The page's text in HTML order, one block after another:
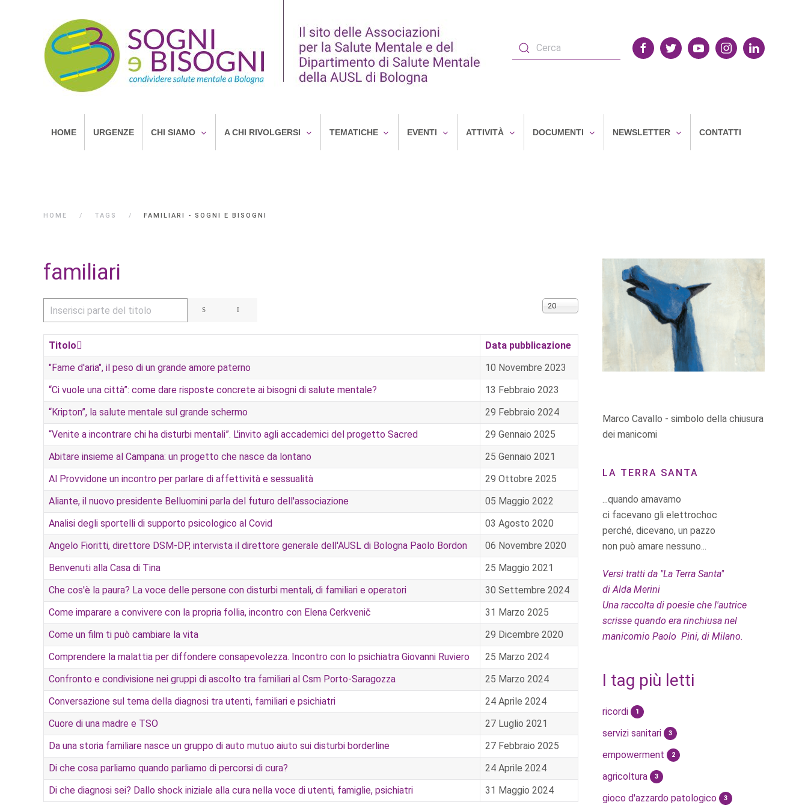
HOME URGENZE CHI SIAMO A CHI RIVOLGERSI TEMATICHE EVENTI ATTIVITÀ DOCUMENTI NEWSLETTER CONTATTI
HOME TAGS FAMILIARI - SOGNI E BISOGNI
familiari
Inserisci parte del titolo Visualizza n.
20
Titolo
Data pubblicazione
"Fame d'aria", il peso di un grande amore paterno
10 Novembre 2023
“Ci vuole una città”: come dare risposte concrete ai bisogni di salute mentale?
13 Febbraio 2023
“Kripton”, la salute mentale sul grande schermo
29 Febbraio 2024
“Venite a incontrare chi ha disturbi mentali”. L'invito agli accademici del progetto Sacred
29 Gennaio 2025
Abitare insieme al Campana: un progetto che nasce da lontano
25 Gennaio 2021
Al Provvidone un incontro per parlare di affettività e sessualità
29 Ottobre 2025
Aliante, il nuovo presidente Belluomini parla del futuro dell'associazione
05 Maggio 2022
Analisi degli sportelli di supporto psicologico al Covid
03 Agosto 2020
Angelo Fioritti, direttore DSM-DP, intervista il direttore generale dell'AUSL di Bologna Paolo Bordon
06 Novembre 2020
Benvenuti alla Casa di Tina
25 Maggio 2021
Che cos'è la paura? La voce delle persone con disturbi mentali, di familiari e operatori
30 Settembre 2024
Come imparare a convivere con la propria follia, incontro con Elena Cerkvenič
31 Marzo 2025
Come un film ti può cambiare la vita
29 Dicembre 2020
Comprendere la malattia per diffondere consapevolezza. Incontro con lo psichiatra Giovanni Ruviero
25 Marzo 2024
Confronto e condivisione nei gruppi di ascolto tra familiari al Csm Porto-Saragozza
25 Marzo 2024
Conversazione sul tema della diagnosi tra utenti, familiari e psichiatri
24 Aprile 2024
Cuore di una madre e TSO
27 Luglio 2021
Da una storia familiare nasce un gruppo di auto mutuo aiuto sui disturbi borderline
27 Febbraio 2025
Di che cosa parliamo quando parliamo di percorsi di cura?
24 Aprile 2024
Di che diagnosi sei? Dallo shock iniziale alla cura nella voce di utenti, famiglie, psichiatri
31 Maggio 2024
Marco Cavallo - simbolo della chiusura
dei manicomi
LA TERRA SANTA
...quando amavamo
ci facevano gli elettrochoc
perché, dicevano, un pazzo
non può amare nessuno...
Versi tratti da "La Terra Santa"
di Alda Merini
Una raccolta di poesie che l'autrice
scrisse quando era rinchiusa nel
manicomio Paolo Pini, di Milano.
I tag più letti
ricordi 1
servizi sanitari 3
empowerment 2
agricoltura 3
gioco d'azzardo patologico 3